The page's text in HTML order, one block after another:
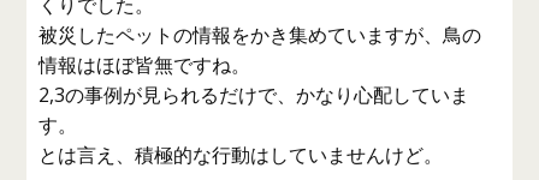
被災したペットの情報をかき集めていますが、鳥の
情報はほぼ皆無ですね。
2,3の事例が見られるだけで、かなり心配していま
す。
とは言え、積極的な行動はしていませんけど。